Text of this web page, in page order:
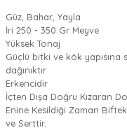
Güz, Bahar, Yayla
İri 250 - 350 Gr Meyve
Yüksek Tonaj
Güçlü bitki ve kök yapısına
dağınıktır
Erkencidir
İçten Dışa Doğru Kızaran
Enine Kesildiği Zaman
ve Serttir.